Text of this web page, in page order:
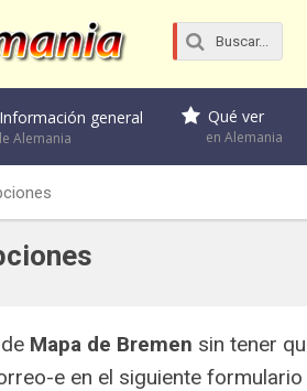
Información general
Alemania
Qué ver
en Alemania
Mapa de Bremen sin tener
e en el siguiente formulario